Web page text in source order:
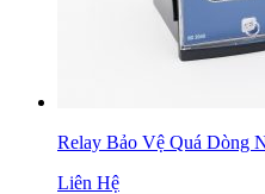
Relay Bảo Vệ Quá Dòng
Liên Hệ